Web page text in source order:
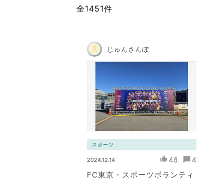
全1451件
じゅんさんぽ
スポーツ
2024.12.14 46 4
FC東京・スポーツボランティ